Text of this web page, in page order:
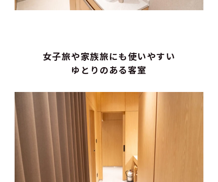
女子旅や家族旅にも使いやすい
ゆとりのある客室